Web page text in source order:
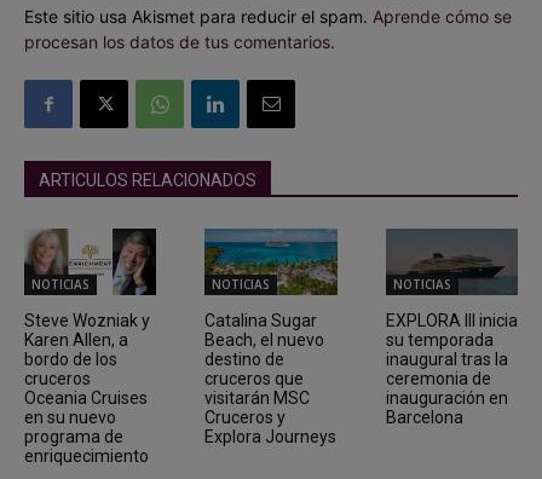
Este sitio usa Akismet para reducir el spam. Aprende cómo se
procesan los datos de tus comentarios.
ARTICULOS RELACIONADOS
NOTICIAS
Steve Wozniak y
Karen Allen, a
bordo de los
cruceros
Oceania Cruises
en su nuevo
programa de
enriquecimiento
NOTICIAS
Catalina Sugar
Beach, el nuevo
destino de
cruceros que
visitarán MSC
Cruceros y
Explora Journeys
NOTICIAS
EXPLORA III inicia
su temporada
inaugural tras la
ceremonia de
inauguración en
Barcelona